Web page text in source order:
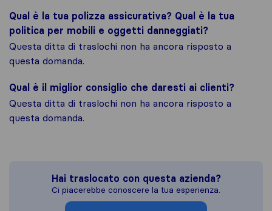
Qual è la tua polizza assicurativa? Qual è la tua
politica per mobili e oggetti danneggiati?
Questa ditta di traslochi non ha ancora risposto a
questa domanda.
Qual è il miglior consiglio che daresti ai clienti?
Questa ditta di traslochi non ha ancora risposto a
questa domanda.
Hai traslocato con questa azienda?
Ci piacerebbe conoscere la tua esperienza.